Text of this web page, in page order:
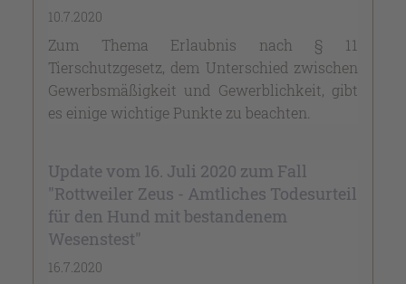
10.7.2020
Zum Thema Erlaubnis nach § 11
Tierschutzgesetz, dem Unterschied zwischen
Gewerbsmäßigkeit und Gewerblichkeit, gibt
es einige wichtige Punkte zu beachten.
Update vom 16. Juli 2020 zum Fall
"Rottweiler Zeus - Amtliches Todesurteil
für den Hund mit bestandenem
Wesenstest"
16.7.2020